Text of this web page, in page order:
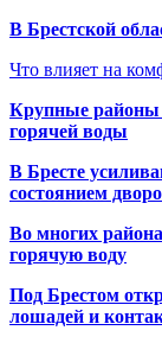
В Брестской
Что влияет на
Крупные районы
горячей воды
В Бресте
состоянием
Во многих
горячую воду
Под Брестом
лошадей и